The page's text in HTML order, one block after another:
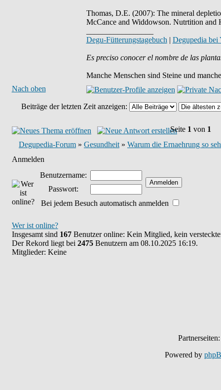
Thomas, D.E. (2007): The mineral
McCance and Widdowson. Nutrtition and
Degu-Fütterungstagebuch | Degupedia bei
Es preciso conocer el nombre de las
Manche Menschen sind Steine und
Nach oben
Beiträge der letzten Zeit anzeigen:
Seite 1 von 1
Degupedia-Forum » Gesundheit » Warum die Ernaehrung so
Anmelden
Benutzername:
Passwort:
Bei jedem Besuch automatisch anmelden
Wer ist online?
Insgesamt sind 167Benutzer online: Kein Mitglied, kein
Der Rekord liegt bei 2475Benutzern am 08.10.2025 16:19.
Mitglieder: Keine
Powered by